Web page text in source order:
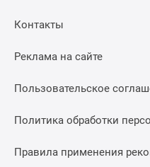
Контакты
Реклама на сайте
Пользовательское
Политика обработки
Правила применения